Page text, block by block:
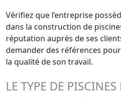
Vérifiez que l’entreprise
dans la construction de
réputation auprès de ses
demander des références
la qualité de son travail.
LE TYPE DE PISCINES